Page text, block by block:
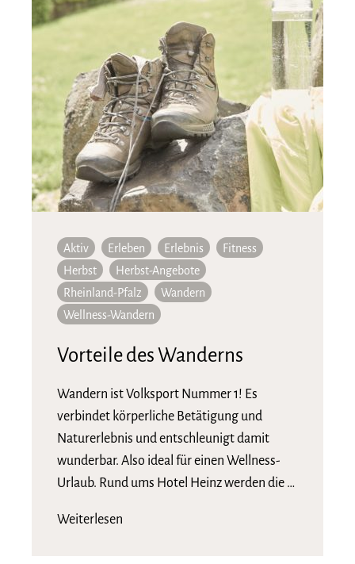
Aktiv Erleben Erlebnis
Fitness
Herbst
Herbst-Angebote
Rheinland-Pfalz
Wandern
Wellness-Wandern
Vorteile des Wanderns
Wandern ist Volksport Nummer 1! Es
verbindet körperliche Betätigung und
Naturerlebnis und entschleunigt damit
wunderbar. Also ideal für einen Wellness-
Urlaub. Rund ums Hotel Heinz werden die …
Weiterlesen